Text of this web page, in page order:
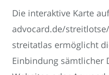
Die interaktive Karte auf
advocard.de/
streitatlas ermöglicht
Einbindung sämtlicher